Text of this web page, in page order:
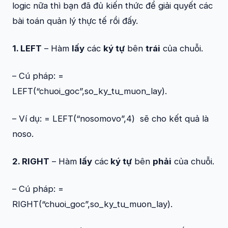
logic nữa thì bạn đã đủ kiến thức để giải quyết các
bài toán quản lý thực tế rồi đấy.
1. LEFT – Hàm lấy các ký tự bên trái của chuỗi.
– Cú pháp: =
LEFT(“chuoi_goc”,so_ky_tu_muon_lay).
– Ví dụ: = LEFT(“nosomovo”,4) sẽ cho kết quả là
noso.
2. RIGHT – Hàm lấy các ký tự bên phải của chuỗi.
– Cú pháp: =
RIGHT(“chuoi_goc”,so_ky_tu_muon_lay).